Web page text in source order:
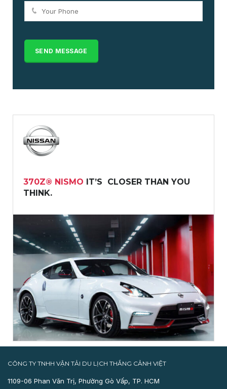
370Z® NISMO IT’S CLOSER THAN YOU
THINK.
CÔNG TY TNHH VẬN TẢI DU LỊCH THẮNG CẢNH VIỆT
1109-06 Phan Văn Trị, Phường Gò Vấp, TP. HCM